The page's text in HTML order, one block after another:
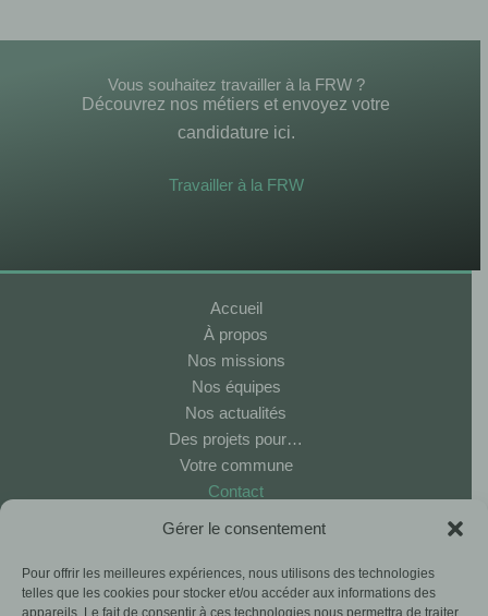
Gérer le consentement
Pour offrir les meilleures expériences, nous utilisons des technologies
telles que les cookies pour stocker et/ou accéder aux informations des
appareils. Le fait de consentir à ces technologies nous permettra de traiter
Vous souhaitez travailler à la FRW ?
Découvrez nos métiers et envoyez votre
candidature ici.
Travailler à la FRW
Accueil
À propos
Nos missions
Nos équipes
Nos actualités
Des projets pour…
Votre commune
Contact